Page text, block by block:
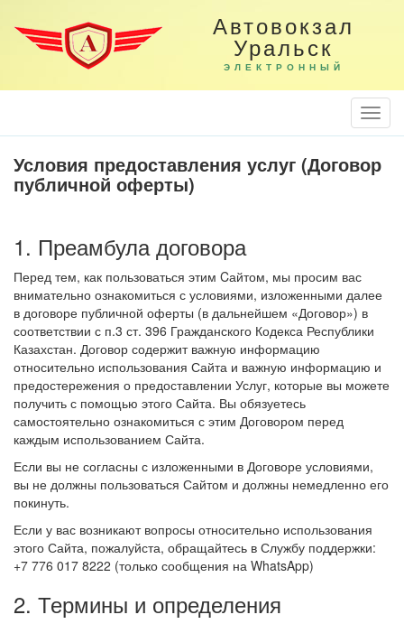
Автовокзал
Уральск
ЭЛЕКТРОННЫЙ
Условия предоставления услуг (Договор
публичной оферты)
1. Преамбула договора
Перед тем, как пользоваться этим Cайтом, мы просим вас
внимательно ознакомиться с условиями, изложенными далее
в договоре публичной оферты (в дальнейшем «Договор») в
соответствии с п.3 ст. 396 Гражданского Кодекса Республики
Казахстан. Договор содержит важную информацию
относительно использования Сайта и важную информацию и
предостережения о предоставлении Услуг, которые вы можете
получить с помощью этого Сайта. Вы обязуетесь
самостоятельно ознакомиться с этим Договором перед
каждым использованием Сайта.
Если вы не согласны с изложенными в Договоре условиями,
вы не должны пользоваться Сайтом и должны немедленно его
покинуть.
Если у вас возникают вопросы относительно использования
этого Сайта, пожалуйста, обращайтесь в Службу поддержки:
+7 776 017 8222 (только сообщения на WhatsApp)
2. Термины и определения